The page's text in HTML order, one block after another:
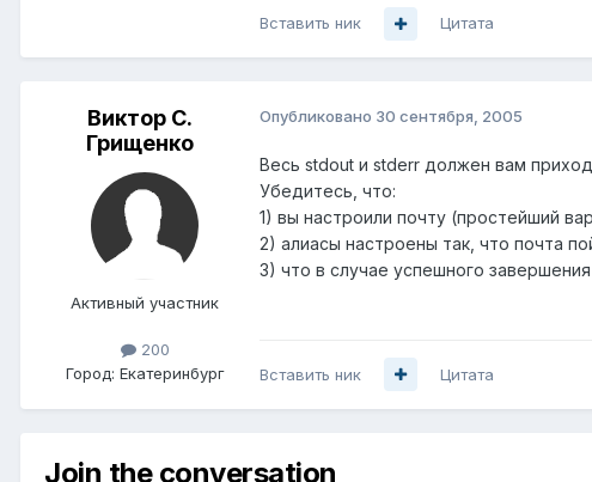
Вставить ник Цитата
Виктор С.
Грищенко
Активный участник
200
Город: Екатеринбург
Опубликовано 30 сентября, 2005
Весь stdout и stderr должен вам
Убедитесь, что:
1) вы настроили почту (простейший
2) алиасы настроены так, что почта
3) что в случае успешного
Вставить ник Цитата
Join the conversation